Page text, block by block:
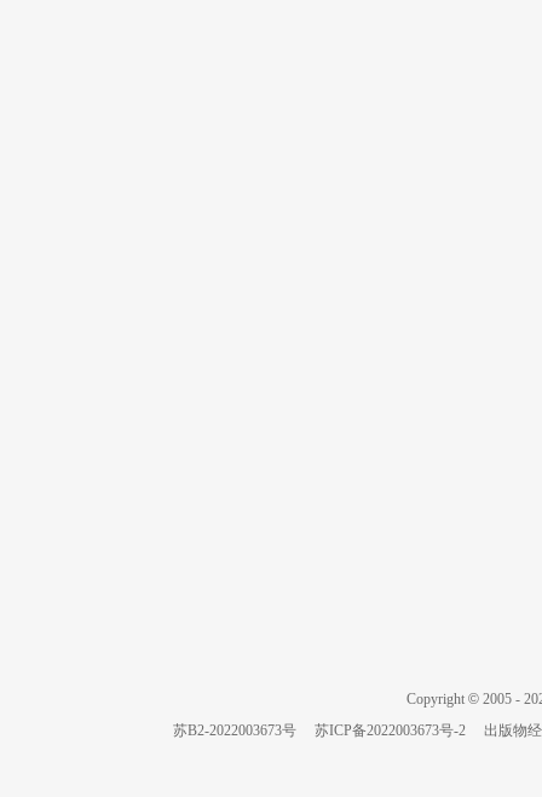
Copyright ©2005 -
苏B2-2022003673号 苏ICP备2022003673号-2 出版物